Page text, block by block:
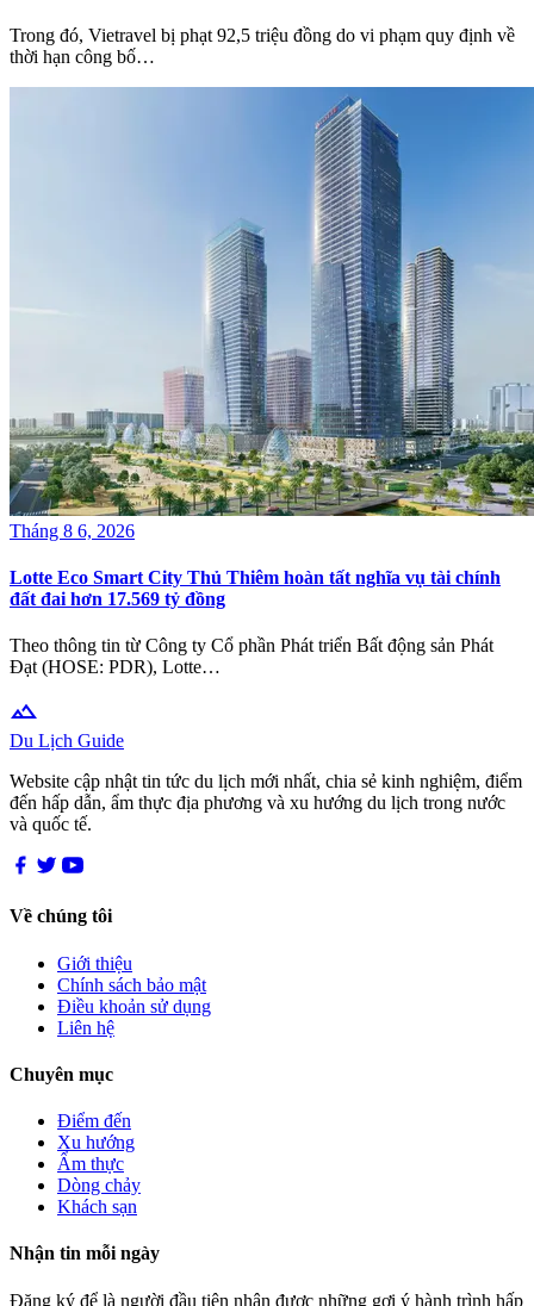
Trong đó, Vietravel bị phạt 92,5 triệu đồng do vi phạm quy định về
thời hạn công bố…
Tháng 8 6, 2026
Lotte Eco Smart City Thủ Thiêm hoàn tất nghĩa vụ tài chính
đất đai hơn 17.569 tỷ đồng
Theo thông tin từ Công ty Cổ phần Phát triển Bất động sản Phát
Đạt (HOSE: PDR), Lotte…
terrain
Du Lịch Guide
Website cập nhật tin tức du lịch mới nhất, chia sẻ kinh nghiệm, điểm
đến hấp dẫn, ẩm thực địa phương và xu hướng du lịch trong nước
và quốc tế.
Về chúng tôi
Giới thiệu
Chính sách bảo mật
Điều khoản sử dụng
Liên hệ
Chuyên mục
Điểm đến
Xu hướng
Ẩm thực
Dòng chảy
Khách sạn
Nhận tin mỗi ngày
Đăng ký để là người đầu tiên nhận được những gợi ý hành trình hấp